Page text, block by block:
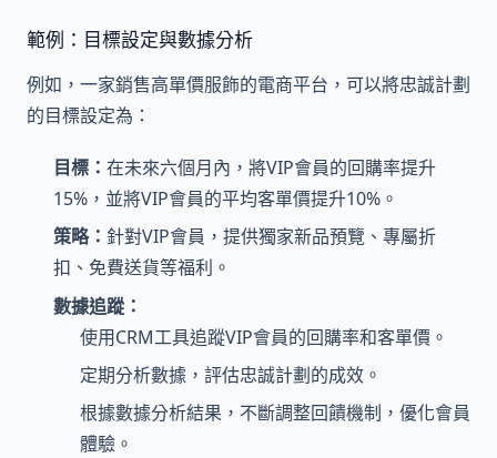
範例：目標設定與數據分析
例如，一家銷售高單價服飾的電商平台，可以將忠誠計劃
的目標設定為：
目標： 在未來六個月內，將VIP會員的回購率提升
15%，並將VIP會員的平均客單價提升10%。
策略： 針對VIP會員，提供獨家新品預覽、專屬折
扣、免費送貨等福利。
數據追蹤：
使用CRM工具追蹤VIP會員的回購率和客單價。
定期分析數據，評估忠誠計劃的成效。
根據數據分析結果，不斷調整回饋機制，優化會員
體驗。